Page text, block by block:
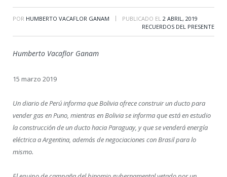
POR HUMBERTO VACAFLOR GANAM | PUBLICADO EL 2 ABRIL, 2019
RECUERDOS DEL PRESENTE
Humberto Vacaflor Ganam
15 marzo 2019
Un diario de Perú informa que Bolivia ofrece construir un ducto para
vender gas en Puno, mientras en Bolivia se informa que está en estudio
la construcción de un ducto hacia Paraguay, y que se venderá energía
eléctrica a Argentina, además de negociaciones con Brasil para lo
mismo.